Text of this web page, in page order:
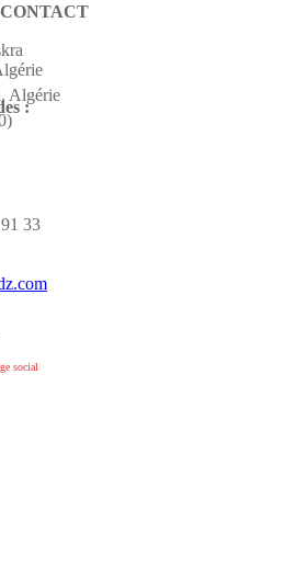
Algérie
:
33
social